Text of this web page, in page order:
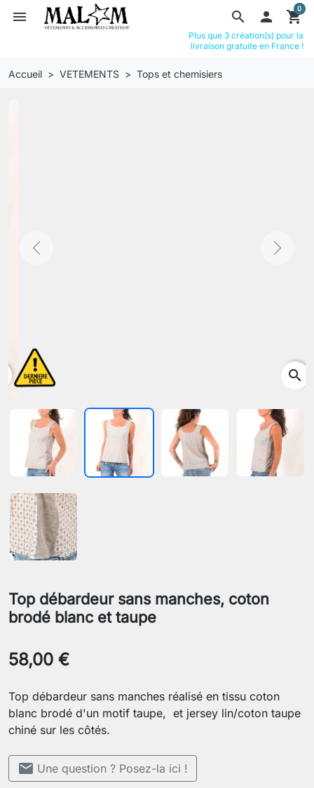
search
menu  shopping_cart
0
Plus que 3 création(s) pour la
livraison gratuite en France !
Accueil VETEMENTS Tops et chemisiers
Previous Next
search
Top débardeur sans manches, coton
brodé blanc et taupe
58,00 €
Top débardeur sans manches réalisé en tissu coton
blanc brodé d'un motif taupe, et jersey lin/coton taupe
chiné sur les côtés.
mail Une question ? Posez-la ici !